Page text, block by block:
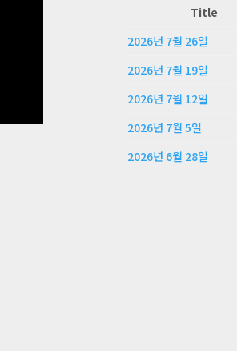
Title
2026년 7월 26일
2026년 7월 19일
2026년 7월 12일
2026년 7월 5일
2026년 6월 28일